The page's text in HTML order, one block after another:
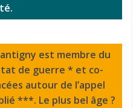
est membre du
de guerre * et co-
autour de l’appel
***. Le plus bel âge ?